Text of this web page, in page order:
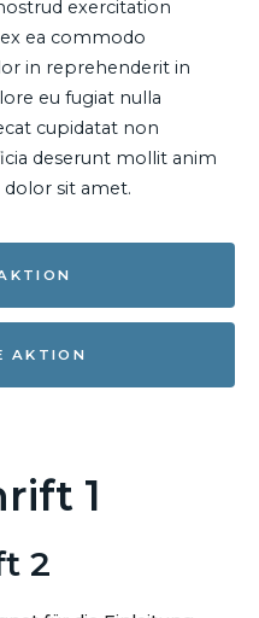
exercitation
ea commodo
in reprehenderit in
eu fugiat nulla
cupidatat non
deserunt mollit anim
sit amet.
AKTION
1
2